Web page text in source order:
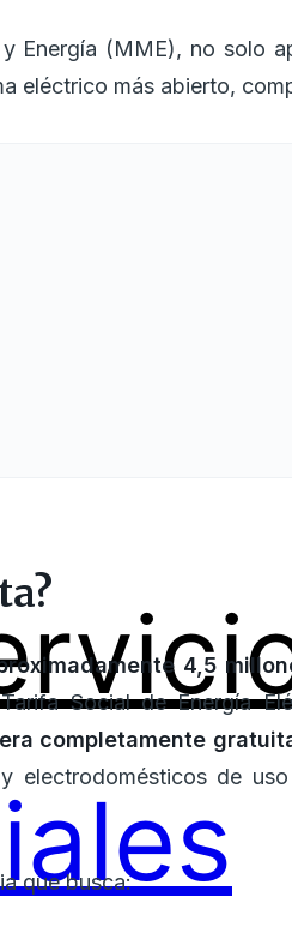
Energía (MME), no solo
eléctrico más abierto,
4,5
Social de Energía
completamente
electrodomésticos de
que busca: